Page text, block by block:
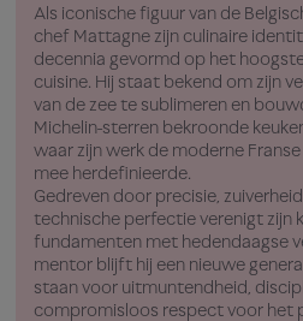
Als iconische figuur van de
chef Mattagne zijn culinaire
decennia gevormd op het
cuisine. Hij staat bekend om zijn
van de zee te sublimeren en
Michelin-sterren bekroonde
waar zijn werk de moderne
mee herdefinieerde.
Gedreven door precisie,
technische perfectie verenigt zijn
fundamenten met hedendaagse
mentor blijft hij een nieuwe
staan voor uitmuntendheid,
compromisloos respect voor het